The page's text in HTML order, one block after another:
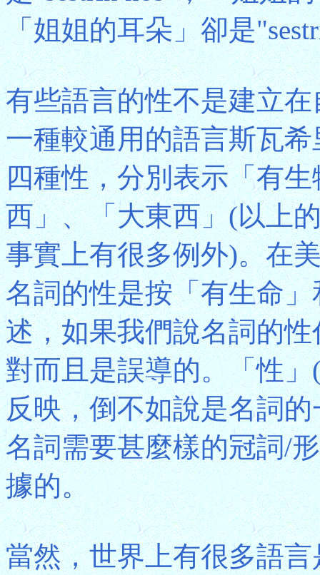
「姐姐的耳朵」卻是
有些語言的性不是建立
一種較通用的語言斯瓦
四種性，分別表示「有
西」、「大東西」(以上
事實上有很多例外)。在
名詞的性是按「有生命
述，如果我們說名詞的
對而且是誤導的。「性
反映，倒不如說是名詞
名詞需要甚麼樣的冠詞/
據的。
當然，世界上有很多語